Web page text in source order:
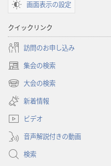
画面表示の設定
クイックリンク
訪問のお申し込み
集会の検索
（新
し
タ
で
開
く）
大会の検索
（新
し
い
タ
ブ
で
開
く）
新着情報
ビデオ
音声解説付きの動画
検索